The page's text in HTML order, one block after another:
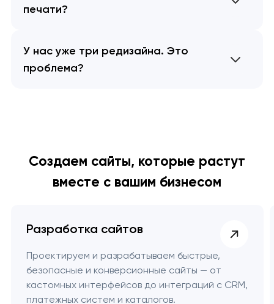
печати?
У нас уже три редизайна. Это
проблема?
Создаем сайты, которые растут
вместе с вашим бизнесом
Разработка сайтов
Проектируем и разрабатываем быстрые,
безопасные и конверсионные сайты — от
кастомных интерфейсов до интеграций с CRM,
платежных систем и каталогов.